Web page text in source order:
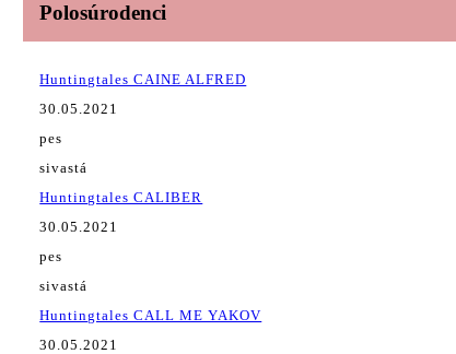
Polosúrodenci
Huntingtales CAINE ALFRED
30.05.2021
pes
sivastá
Huntingtales CALIBER
30.05.2021
pes
sivastá
Huntingtales CALL ME YAKOV
30.05.2021